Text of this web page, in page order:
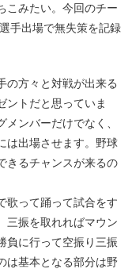
こみたい。今回のチー
手出場で無失策を記録
方々と対戦が出来る
ントだと思っていま
ンバーだけでなく、
は出場させます。野球
きるチャンスが来るの
歌って踊って試合をす
三振を取れればマウン
負に行って空振り三振
は基本となる部分は野